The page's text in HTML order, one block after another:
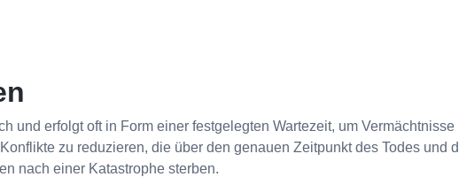
und erfolgt oft in Form einer festgelegten Wartezeit, um
zu reduzieren, die über den genauen Zeitpunkt des Todes und
nach einer Katastrophe sterben.